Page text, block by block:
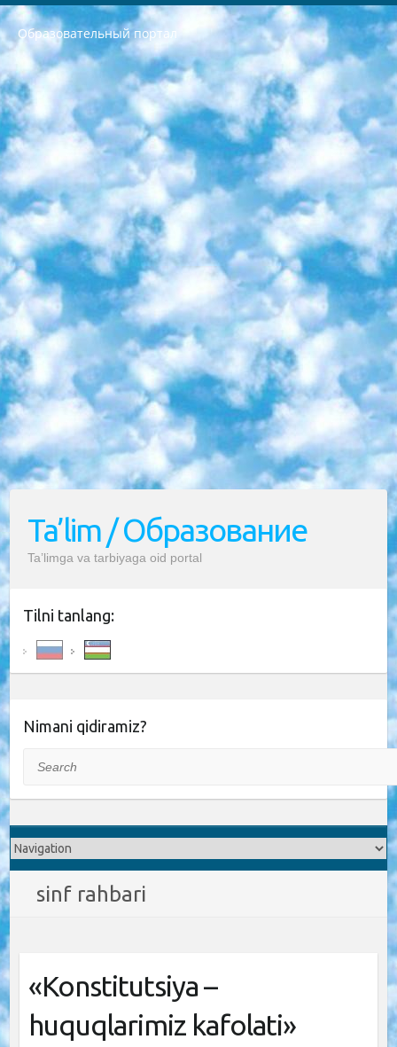
Образовательный портал
РЕСПУБЛИКА УЗБЕКИСТАН МИНИСТРЕРСТВО ДОШКОЛЬНОГО И ШКОЛЬНОГО ОБРАЗОВАНИЯ КОМАНДА в общеобразовательных учреждениях в 2023-2024 учебном году организация и проведение итоговой государственной аттестации обучающихся о Министра дошкольного и школьного образования Республики Узбекистан от 4 марта 2008 года (постановлением Минюста от 20 марта 2008 года № 1778 государственной регистрации) «Итоговое состояние учащихся общего среднего образования на основании положения об утверждении положения об аттестации общего среднего образования выпускной экзамен студентов в образовательных учреждениях в 2023-2024 учебном году В целях организации и прохождения аттестации приказываю: 1. Следующее: перечень предметов, по которым будет проводиться итоговая государственная аттестация и экзамен формы перевода согласно приложению 1; сертификаты международного образца, оценивающие уровень владения иностранными языками перечень согласно приложению 2; 2. Педагогический при специализированных образовательных учреждениях. научно-практический центр квалификации и международной оценки (Д.Давидова) 2024 г. До 25 марта: задания по предметам, по которым будет проводиться итоговая аттестация разработка и утверждение технических условий; итоговая аттестация на основании разработанного предметного задания разработка вопросов по предметам (устно и письменно), экзамен передача; общеобразовательные средние школы и специальные учебные заведения учащиеся выпускных классов школ и интернатов в агентской системе подготовка базы данных экзаменационных материалов и критериев оценки; перевод базы экзаменационных материалов на все языки обучения подать в Республиканский образовательный центр для изготовления; варианты экзаменов на основе разработанных контрольных материалов пусть будут поставлены задачи формирования. 3. Республиканский образовательный центр (Ш.Худайкулов) до 5 апреля 2024 года. до: база данных предоставленных экзаменационных материалов на все языки обучения перевод и экспертиза; для слепых, слабовидящих, глухих, слабослышащих и умственно отсталых детей учащиеся выпускных классов специализированных школ и школ-интернатов база данных экзаменационных материалов на всех преподаваемых языках подготовка критериев оценки; специализированные школы для умственно отсталых детей и технологии для учащихся выпускных классов школ-интернатов разработка соответствующих рекомендаций и критериев проведения ЕГЭ по естествознанию давать задания. 4. Педагогический при специализированных образовательных учреждениях. Научно-практический центр навыков и международной оценки (Д.Давидова), Республика образовательный центр (Худайкулов Ш.) итоговый государственный аттестационный экзамен ориентирован на творческое и логическое мышление при подготовке базы материалов учитывать введение заданий. 5. Следует отметить, что: сертификат государственного образца о знании общеобразовательного предмета и как минимум национальный уровень B1 по предметам на иностранных языках, указанным в Приложении 2. или международно признанный сертификат эквивалентного уровня студенты, изучающие определенный предмет, освобождаются от экзамена; по соответствующим предметам запланирована итоговая государственная аттестация за день до дня, путем жеребьевки Рабочей группой (в письменной форме по предметам, проводимым в форме) из числа сформированных вариантов выбрано 2 варианта; 2 выбранных варианта экзамена анонсированы на официальном сайте министерства и все выпускники по всей стране на основе этих вариантов проводит итоговую государственную аттестацию. 6. Государственное образование учащихся средних общеобразовательных учреждений. знания в соответствии с квалификационными требованиями, которые необходимо приобрести на основании стандартов итоговый (выпускной) контроль для 9 и 11 классов в целях тестирования Экзамены (далее – экзамены) состоят из предметов, перечисленных в приложении 1. будет сделано. 7. Экзамены пройдут с 26 мая по 15 июня 2024 г. (кроме науки физического воспитания). 8. Физическая для учащихся 9 классов общесредних образовательных учреждений. Экзамены по предмету «Образование, квалификация медицина» 1-6 мая 2024 года. сотрудники перевести под присмотр (с отклонениями в физическом или умственном развитии) специализированная школа для детей, школы-интернаты и со сколиозом школы-интернаты санаторного типа для больных детей исключены). 9. Он был слепым, слабовидящим и имел нарушения опорно-двигательного аппарата. экзамены в специализированных школах и интернатах для детей должны проводиться исходя из требований, предъявляемых к общеобразовательным учреждениям (физкультура кроме науки). 10. Специализированная школа для глухих и слабослышащих детей. и экзамены в интернатах и быть реализован в виде письменного теста по математике. 11. Специальность для умственно отсталых детей. Для 9 класса Родной язык и литературное письмо Государственный язык (язык обучения – узбекский). для неклассов) написано Математическое письмо Письменная/устная история Узбекистана Физическое воспитание практично Итоговый контроль Для 11 класса Написание родного языка и литературы (эссе) Математическое письмо Узбекский язык (обучение на узбекском языке) не посещающее общее среднее образование для учреждений)/Образовательное учреждение выбор письменный и устный Иностранный язык письменный/устный Письменная/устная история Узбекистана *По выбору студента:  Химия  Физика  Основы государственного права  География 10 бесплатных образовательных ресурсов - Мы составили подборку онлайн-проектов с интерактивными упражнениями, видеолекциями и статьями. Они помогут вам обрести новые и освежить старые знания бесплатно. 1. «ИНТУИТ» Старейшая образовательная площадка Рунета. Здесь вы найдёте сотни текстовых и видеокурсов на десятки различных тем — от программирования до психологии. Многие курсы подготовлены российскими университетами и крупными международными компаниями вроде Intel и Microsoft. Самостоятельное обучение бесплатное, но желающие могут оплатить услуги персональных наставников. 2. «Смартия» знакомит с актуальными профессиями и подсказывает, как им обучаться. Выбрав заинтересовавшую вас специальность — SMM-специалист, фотограф, веб-дизайнер или другую, — увидите список необходимых для неё умений. Чтобы вы могли освоить их самостоятельно, для каждого умения площадка отображает подборку ссылок на учебные материалы. Хотя «Смартия» ориентируется на русскоязычную аудиторию, часть контента всё же доступна только на английском. 3. «Лекторий Физтеха» Проект Московского физико-технического института (Физтеха). С его помощью вы можете смотреть онлайн серии лекций, записанные на видео в этом вузе. В числе доступных предметов — физика, биология, химия, информационные технологии и другие. К некоторым лекциям администрация ресурса прилагает готовые конспекты, которые можно скачивать в PDF-формате. 4. ITMOcourses Онлайн-площадка Санкт-Петербургского национального исследовательского университета информационных технологий, механики и оптики (ИТМО). Ресурс предоставляет свободный доступ к курсам, разработанным в этом вузе. Каталог материалов разбит на четыре категории: «Оптические системы и технологии», «Приборостроение и робототехника», «Информационные технологии» и «Биотехнологии». Курсы состоят из видеолекций, интерактивных демонстраций и заданий. 5. «КиберЛенинка» Электронная научная библиотека открытого доступа. Каталог площадки регулярно обрастает текстами статей из различных научных изданий. Сгруппированные по журналам и рубрикам публикации можно читать онлайн или скачивать целиком в PDF-формате. Проект нацелен на популяризацию науки за счёт открытого доступа к качественной информации. 6. «ПостНаука» На этом ресурсе публикуют подборки видеолекций, составленные экспертами из разных отраслей и объединённые общими темами. Среди них, к примеру, есть серии «Биоинформатика и геномика», «Культура средневековой Скандинавии» и Cinema Studies о теории кино. Каждая подборка лекций — логически связанная история, рассказанная экспертом от первого лица. Кроме того, на сайте появляются научно-образовательные статьи и тесты на разные темы. 7. «Newочём» Команда проекта «Newочём» отбирает самые интересные тексты из англоязычных СМИ и переводит те из них, за которые голосуют участники сообщества «ВКонтакте». По большей части это научно-популярные статьи. Редакторы придумывают лишь заголовки, в остальном содержание переводов соответствует оригиналам. Полные тексты можно читать прямо в социальной сети. 8. InternetUrok Онлайн-база материалов по основным дисциплинам школьной программы. Информация на сайте структурирована по классам, предметам и темам (урокам). Каждый урок состоит из видеолекций и конспектов. Есть также интерактивные тренажёры и тесты для закрепления пройденного материала. Даже если вы давно окончили школу, возможность повторить программу старших классов всегда может пригодиться. 9. Edutainme Ещё один ресурс об образовании. В отличие от Newtonew, как мне кажется, Edutainme больше ориентируется на представителей индустрии: педагогов, предпринимателей, разработчиков образовательных проектов. Но и любой, кто просто стремится к саморазвитию, найдёт на сайте много полезного и интересного для себя. Например, информацию о новых курсах и образовательных сервисах. 10. Newtonew Онлайн-медиа об образовании и обучении в широком смысле. Авторы Newtonew пишут об инструментах, заведениях, тактиках и стратегиях, которые помогают учить других и получать новые знания самостоятельно. На этой площадке вы найдёте новости, обзоры, аналитические мат
Ta’lim / Образование
Ta’limga va tarbiyaga oid portal
Tilni tanlang:
Nimani qidiramiz?
sinf rahbari
«Konstitutsiya –
huquqlarimiz kafolati»